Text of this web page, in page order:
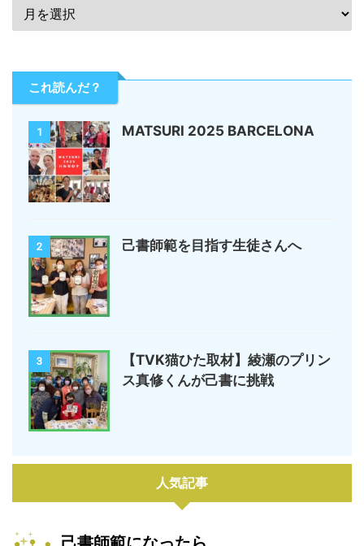
これ読んだ？
1 MATSURI 2025 BARCELONA
2 己書師範を目指す生徒さんへ
3
【TVK猫ひた取材】綾瀬のプリン
ス真修くんが己書に挑戦
人気記事